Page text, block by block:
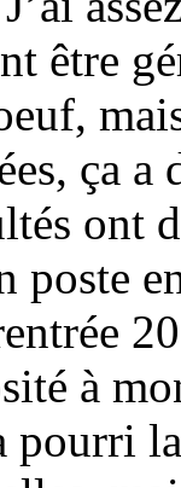
être
ça a
ont
poste
à
pourri